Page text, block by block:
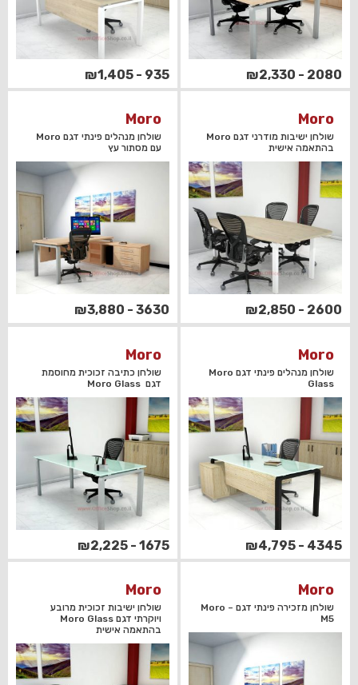
2080 - ₪2,330
935 - ₪1,405
Moro
שולחן ישיבות מודרני דגם Moro
בהתאמה אישית
2600 - ₪2,850
Moro
שולחן מנהלים פינתי דגם Moro
עם מסתור עץ
3630 - ₪3,880
Moro
שולחן מנהלים פינתי דגם Moro
Glass
4345 - ₪4,795
Moro
שולחן כתיבה זכוכית מחוסמת
דגם Moro Glass
1675 - ₪2,225
Moro
שולחן מזכירה פינתי דגם Moro –
M5
Moro
שולחן ישיבות זכוכית מרובע
ויוקרתי דגם Moro Glass
בהתאמה אישית